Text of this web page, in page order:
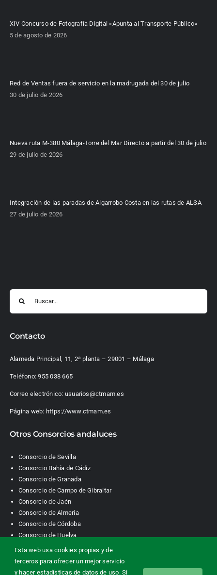
XIV Concurso de Fotografía Digital «Apunta al Transporte Público»
5 de agosto de 2026
Red de Ventas fuera de servicio en la madrugada del 30 de julio
30 de julio de 2026
Nueva ruta M-380 Málaga-Torre del Mar Directo a partir del 30 de julio
29 de julio de 2026
Integración de las paradas de Algarrobo Costa en las rutas de ALSA
27 de julio de 2026
Contacto
Alameda Principal, 11, 2ª planta – 29001 – Málaga
Teléfono:955 038 665
Correo electrónico: usuarios@ctmam.es
Página web: https://www.ctmam.es
Otros Consorcios andaluces
Consorcio de Sevilla
Consorcio Bahía de Cádiz
Consorcio de Granada
Consorcio de Campo de Gibraltar
Consorcio de Jaén
Consorcio de Almería
Consorcio de Córdoba
Consorcio de Huelva
Consorcio de Transporte Metropolitano. Área de Málaga |
Esta web usa cookies propias y de
terceros para ofrecer un mejor servicio
y hacer estadísticas de datos de uso. Si